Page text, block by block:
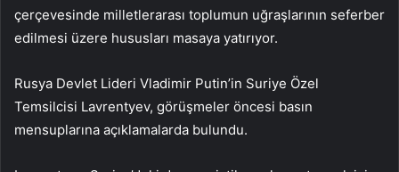
çerçevesinde milletlerarası toplumun uğraşlarının seferber
edilmesi üzere hususları masaya yatırıyor.
Rusya Devlet Lideri Vladimir Putin’in Suriye Özel
Temsilcisi Lavrentyev, görüşmeler öncesi basın
mensuplarına açıklamalarda bulundu.